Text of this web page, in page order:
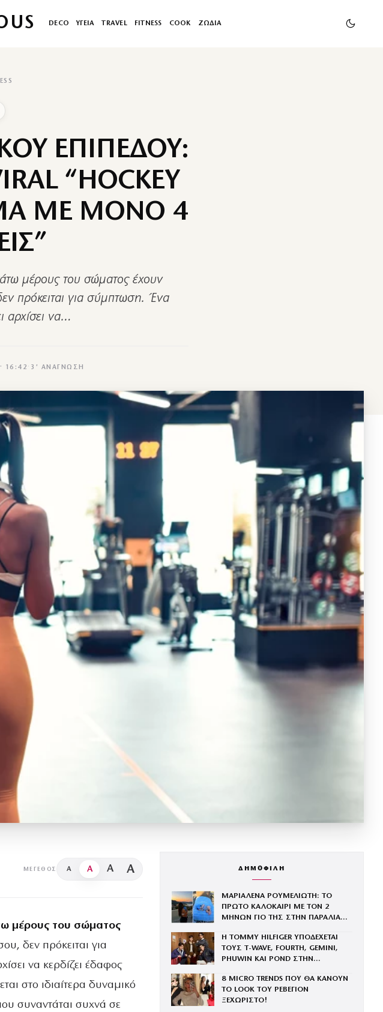
DECO ΥΓΕΙΑ TRAVEL FITNESS COOK ΖΩΔΙΑ
ΕΠΙΠΕΔΟΥ:
“HOCKEY
ΜΕ ΜΟΝΟ 4
μέρους του σώματος έχουν
πρόκειται για σύμπτωση. Ένα
αρχίσει να…
16:42 · 3′ ΑΝΆΓΝΩΣΗ
ΜΈΓΕΘΟΣ A A A A
μέρους του σώματος
δεν πρόκειται για
να κερδίζει έδαφος
στο ιδιαίτερα δυναμικό
συναντάται συχνά σε
ΔΗΜΟΦΙΛΗ
ΜΑΡΙΑΛΕΝΑ ΡΟΥΜΕΛΙΩΤΗ: ΤΟ
ΠΡΩΤΟ ΚΑΛΟΚΑΙΡΙ ΜΕ ΤΟΝ 2
ΜΗΝΩΝ ΓΙΟ ΤΗΣ ΣΤΗΝ ΠΑΡΑΛΙΑ
Η TOMMY HILFIGER ΥΠΟΔΕΧΕΤΑΙ
ΤΟΥΣ Τ-WAVE, FOURTH, GEMINI,
PHUWIN ΚΑΙ POND ΣΤΗΝ
8 MICRO TRENDS ΠΟΥ ΘΑ ΚΑΝΟΥΝ
ΤΟ LOOK ΤΟΥ ΡΕΒΕΓΙΟΝ
ΞΕΧΩΡΙΣΤΟ!